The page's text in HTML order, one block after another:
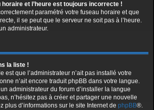
horaire et l’heure est toujours incorrecte !
paramétré votre fuseau horaire et que
il se peut que le serveur ne soit pas à l’heure.
administrateur.
la liste !
est que l’administrateur n’ait pas installé votre
n’ait encore traduit phpBB dans votre langue.
administrateur du forum d’installer la langue
n’hésitez pas à créer et partager une nouvelle
plus d’informations sur le site Internet de phpBB®.